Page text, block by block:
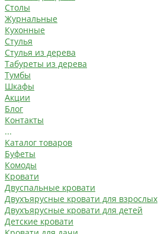
Столы
Журнальные
Кухонные
Стулья
Стулья из дерева
Табуреты из дерева
Тумбы
Шкафы
Акции
Блог
Контакты
...
Каталог товаров
Буфеты
Комоды
Кровати
Двуспальные кровати
Двухъярусные кровати для взрослых
Двухъярусные кровати для детей
Детские кровати